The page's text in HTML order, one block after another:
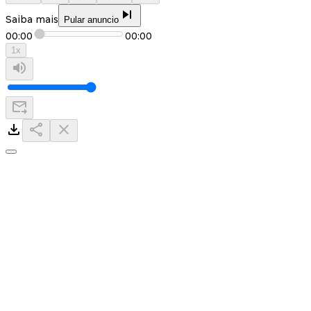
Saiba mais Pular anuncio
00:00 00:00
1x